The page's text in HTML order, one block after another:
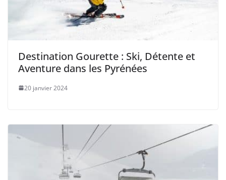
Destination Gourette : Ski, Détente et
Aventure dans les Pyrénées
20 janvier 2024